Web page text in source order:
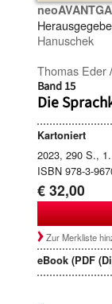
Hanuschek
Thomas Eder/
Band 15
Die
Kartoniert
2023, 290 S.,
ISBN 978-3-
€ 32,00
Zur Merkliste
eBook (PDF